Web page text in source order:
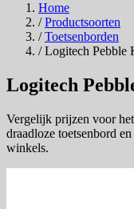
Home
/ Productsoorten
/ Toetsenborden
/ Logitech Pebble
Logitech
Vergelijk prijzen voor
draadloze toetsenbord
winkels.